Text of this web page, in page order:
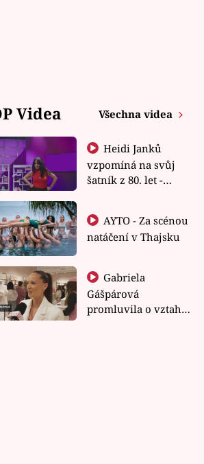
Videa Všechna videa
Heidi Janků
vzpomíná na svůj
šatník z 80. let -
natáčení v Thajsku
Gabriela
Gášpárová
promluvila o vztahu